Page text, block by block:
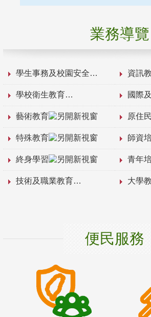
業務導覽
學生事務及校園安全 資訊
學校衛生教育 國際
藝術教育 原住
特殊教育 師資
終身學習 青年
技術及職業教育 大學
便民服務